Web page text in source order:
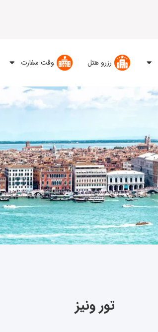
رزرو هتل وقت سفارت
تور ونیز